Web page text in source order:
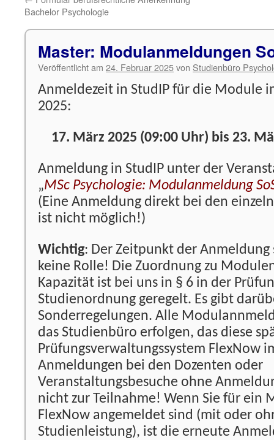
Bachelor Psychologie
Master: Modulanmeldungen
Veröffentlicht am 24. Februar 2025von Studienbüro
Anmeldezeit in StudIP für die Module
2025:
17. März 2025 (09:00 Uhr) bis 23.
Anmeldung in StudIP unter der
„MSc Psychologie: Modulanmeldung
(Eine Anmeldung direkt bei den
ist nicht möglich!)
Wichtig: Der Zeitpunkt der
keine Rolle! Die Zuordnung zu
Kapazität ist bei uns in § 6 in der
Studienordnung geregelt. Es gibt
Sonderregelungen. Alle
das Studienbüro erfolgen, das diese
Prüfungsverwaltungssystem FlexNow
Anmeldungen bei den Dozenten oder
Veranstaltungsbesuche ohne
nicht zur Teilnahme! Wenn Sie für ein
FlexNow angemeldet sind (mit oder
Studienleistung), ist die erneute